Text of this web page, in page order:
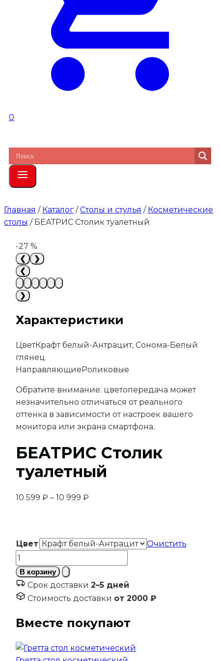
0
Главная / Каталог / Столы и стулья / Косметические
столы / БЕАТРИС Столик туалетный
-27 %
❮
❯
❮
❯
Характеристики
ЦветКрафт белый-Антрацит, Сонома-Белый
глянец
Направляющие Роликовые
Обратите внимание: цветопередача может
незначительно отличаться от реального
оттенка в зависимости от настроек вашего
монитора или экрана смартфона.
БЕАТРИС Столик
туалетный
10 599 ₽ – 10 999 ₽
–
Цвет
Очистить
Количество
товара
БЕАТРИС
Столик
В корзину
Срок доставки 2–5 дней
Стоимость доставки от 2000 ₽
Вместе покупают